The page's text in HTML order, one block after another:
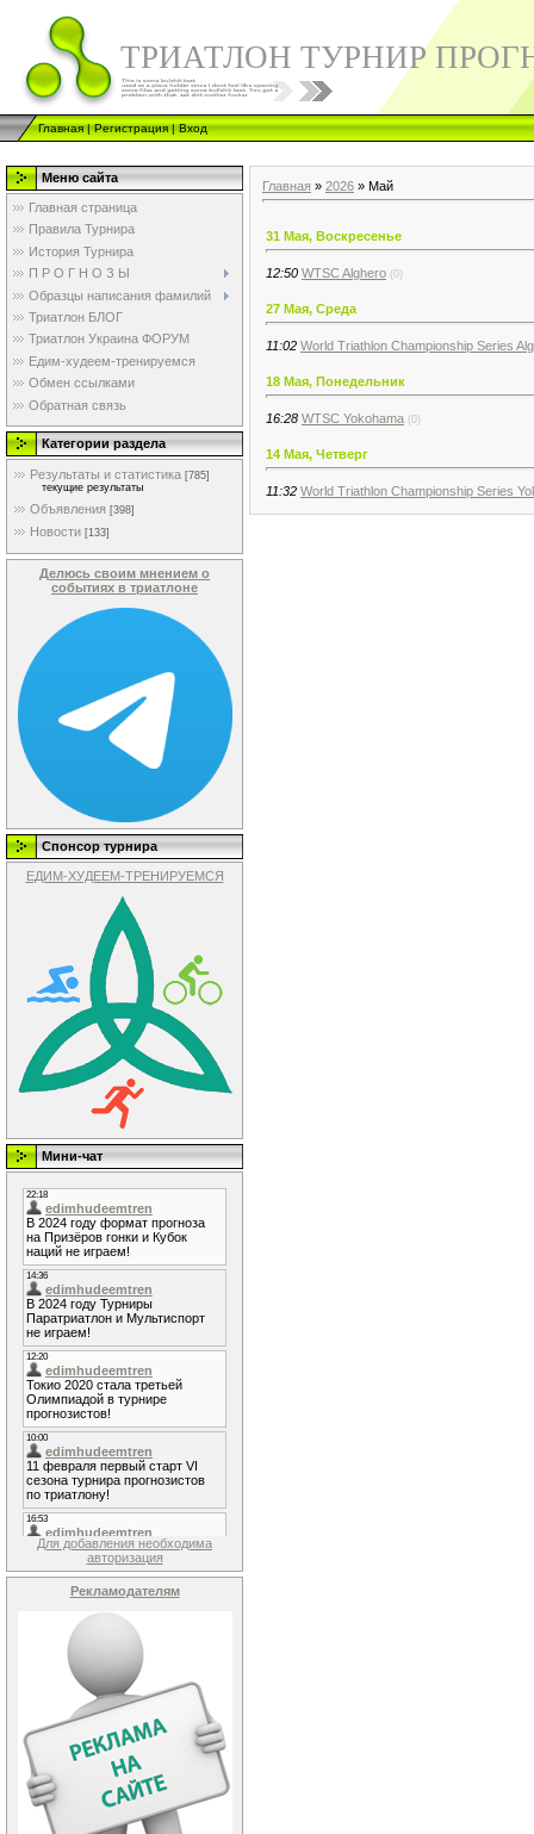
ТРИАТЛОН ТУРНИР
Главная|Регистрация|Вход
Меню сайта
Главная страница
Правила Турнира
История Турнира
П Р О Г Н О З Ы
Образцы написания фамилий
Триатлон БЛОГ
Триатлон Украина ФОРУМ
Едим-худеем-тренируемся
Обмен ссылками
Обратная связь
Категории раздела
Результаты и статистика [785]
текущие результаты
Объявления [398]
Новости [133]
Делюсь своим мнением о
событиях в триатлоне
Спонсор турнира
ЕДИМ-ХУДЕЕМ-ТРЕНИРУЕМСЯ
Мини-чат
Для добавления необходима
авторизация
Рекламодателям
Главная » 2026 » Май
31 Мая, Воскресенье
12:50 WTSC Alghero (0)
27 Мая, Среда
11:02 World Triathlon Championship Series
18 Мая, Понедельник
16:28 WTSC Yokohama (0)
14 Мая, Четверг
11:32 World Triathlon Championship Series